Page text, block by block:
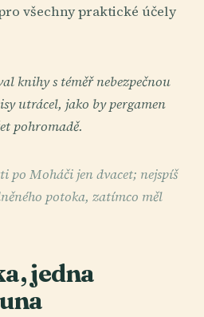
všechny praktické účely
knihy s téměř nebezpečnou
utrácel, jako by pergamen
pohromadě.
Moháči jen dvacet; nejspíš
potoka, zatímco měl
jedna